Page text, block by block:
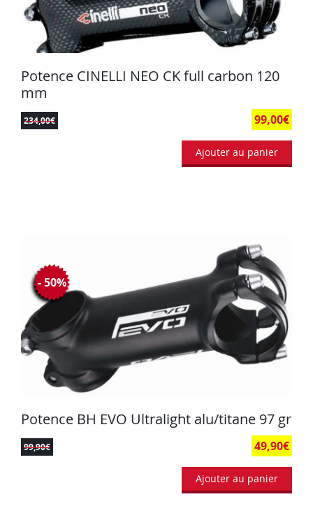
Potence CINELLI NEO CK full carbon 120
mm
234,00€ 99,00€
Ajouter au panier
Potence BH EVO Ultralight alu/titane 97 gr
99,90€ 49,90€
- 50%
Ajouter au panier